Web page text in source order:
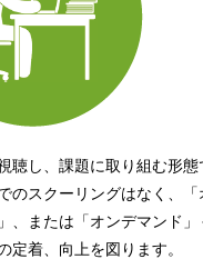
聴し、課題に取り組む形態
のスクーリングはなく、「
、または「オンデマンド」
定着、向上を図ります。